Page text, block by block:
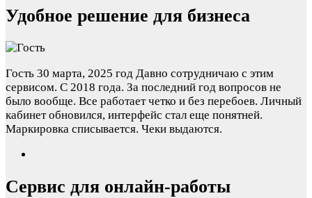
Удобное решение для бизнеса
Гость 30 марта, 2025 год Давно сотрудничаю с этим
сервисом. С 2018 года. За последний год вопросов не
было вообще. Все работает четко и без перебоев. Личный
кабинет обновился, интерфейс стал еще понятней.
Маркировка списывается. Чеки выдаются.
Сервис для онлайн-работы